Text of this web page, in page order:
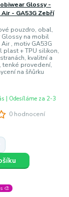
0 hodnocení
Glossy -
- GA53G Zebří
pouzdro, obal,
Glossy na mobil
, motiv GA53G
plast + TPU silikon,
kvalitní a
tenké provedení,
na šňůrku
| Odesíláme za 2-3
🎨